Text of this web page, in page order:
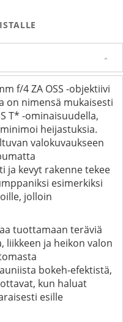
f/4 ZA OSS -objektiivi
on nimensä mukaisesti
T* -ominaisuudella,
heijastuksia.
valokuvaukseen
ja kevyt rakenne tekee
esimerkiksi
jolloin
tuottamaan teräviä
liikkeen ja heikon valon
bokeh-efektistä,
kun haluat
esille